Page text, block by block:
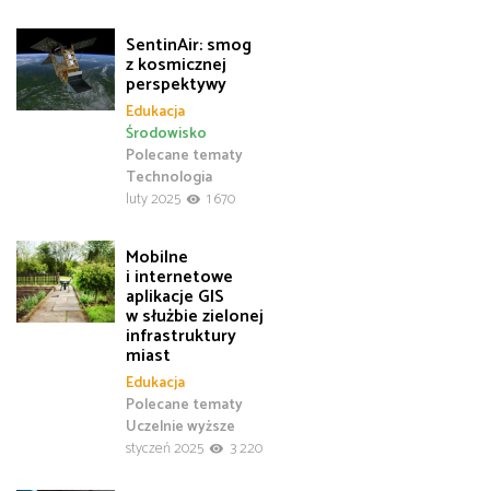
SentinAir: smog
z kosmicznej
perspektywy
Edukacja
Polecane tematy
Środowisko
Technologia
luty 2025
1 670
Mobilne
i internetowe
aplikacje GIS
w służbie zielonej
infrastruktury
miast
Edukacja
Polecane tematy
Uczelnie wyższe
styczeń 2025
3 220